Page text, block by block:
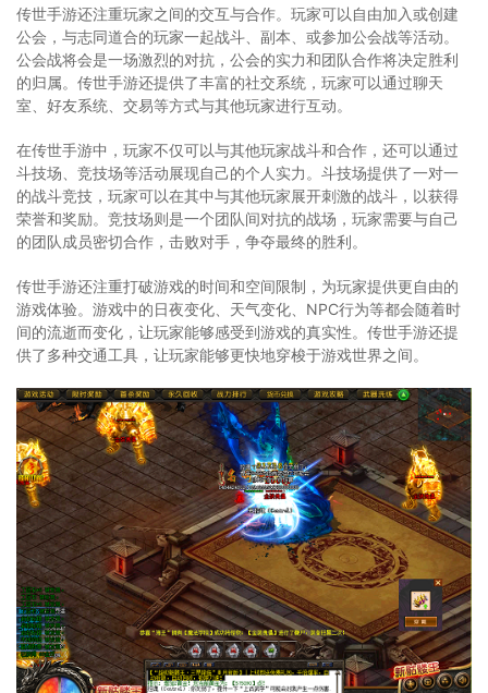
传世手游还注重玩家之间的交互与合作。玩家可以自由加入或创建
公会，与志同道合的玩家一起战斗、副本、或参加公会战等活动。
公会战将会是一场激烈的对抗，公会的实力和团队合作将决定胜利
的归属。传世手游还提供了丰富的社交系统，玩家可以通过聊天
室、好友系统、交易等方式与其他玩家进行互动。
在传世手游中，玩家不仅可以与其他玩家战斗和合作，还可以通过
斗技场、竞技场等活动展现自己的个人实力。斗技场提供了一对一
的战斗竞技，玩家可以在其中与其他玩家展开刺激的战斗，以获得
荣誉和奖励。竞技场则是一个团队间对抗的战场，玩家需要与自己
的团队成员密切合作，击败对手，争夺最终的胜利。
传世手游还注重打破游戏的时间和空间限制，为玩家提供更自由的
游戏体验。游戏中的日夜变化、天气变化、NPC行为等都会随着时
间的流逝而变化，让玩家能够感受到游戏的真实性。传世手游还提
供了多种交通工具，让玩家能够更快地穿梭于游戏世界之间。